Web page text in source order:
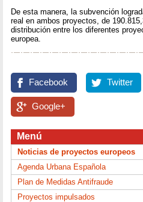
De esta manera, la subvención
real en ambos proyectos, de
distribución entre los diferentes
europea.
Facebook Twitter
Google+
Menú
Noticias de proyectos europeos
Agenda Urbana Española
Plan de Medidas Antifraude
Proyectos impulsados